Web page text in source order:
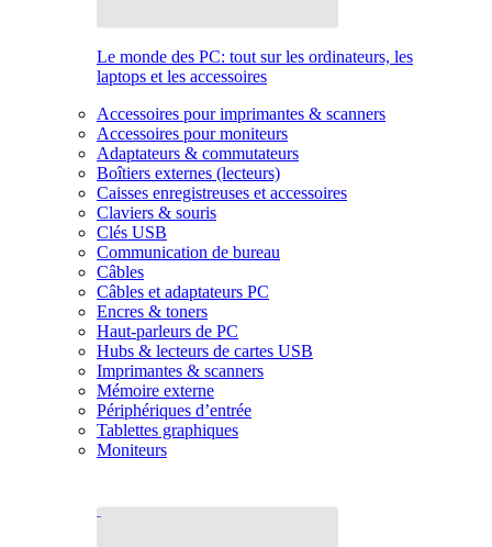
Le monde des PC: tout sur les ordinateurs, les
laptops et les accessoires
Accessoires pour imprimantes & scanners
Accessoires pour moniteurs
Adaptateurs & commutateurs
Boîtiers externes (lecteurs)
Caisses enregistreuses et accessoires
Claviers & souris
Clés USB
Communication de bureau
Câbles
Câbles et adaptateurs PC
Encres & toners
Haut-parleurs de PC
Hubs & lecteurs de cartes USB
Imprimantes & scanners
Mémoire externe
Périphériques d’entrée
Tablettes graphiques
Moniteurs